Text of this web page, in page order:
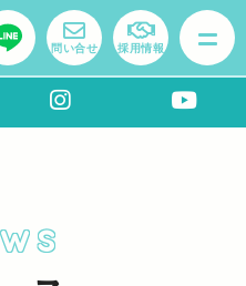
問い合せ 採用情報